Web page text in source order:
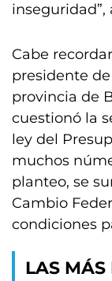
inseguridad”,
Cabe
presidente
provincia de
cuestionó la
ley del
muchos
planteo, se
Cambio
condiciones
LAS MÁS